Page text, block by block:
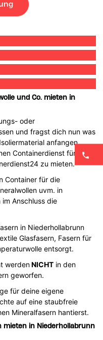
und Co. mieten in
oder
und fragst dich nun was
anfangen
Containerdienst für
zu mieten.
Container für die
uvm. in
Anschluss die
in Niederhollabrunn
Glasfasern, Fasern für
entsorgt.
werdenNICHT in den
geworfen.
für deine eigene
auf eine staubfreie
Mineralfasern hantierst.
in Niederhollabrunn